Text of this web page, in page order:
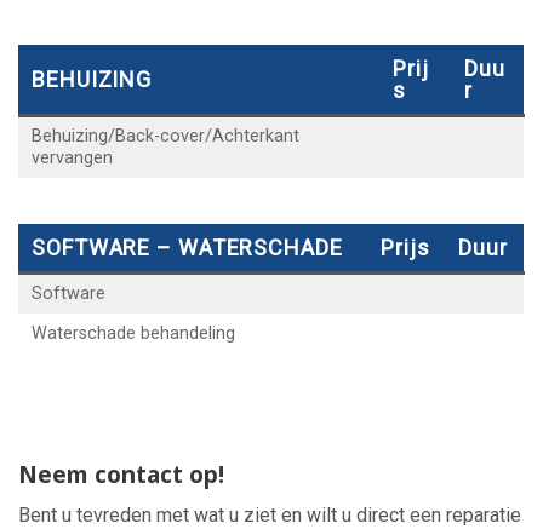
BEHUIZING
Prij
S
Duu
R
Behuizing/Back-cover/Achterkant
vervangen
SOFTWARE – WATERSCHADE Prijs Duur
Software
Waterschade behandeling
Neem contact op!
Bent u tevreden met wat u ziet en wilt u direct een reparatie